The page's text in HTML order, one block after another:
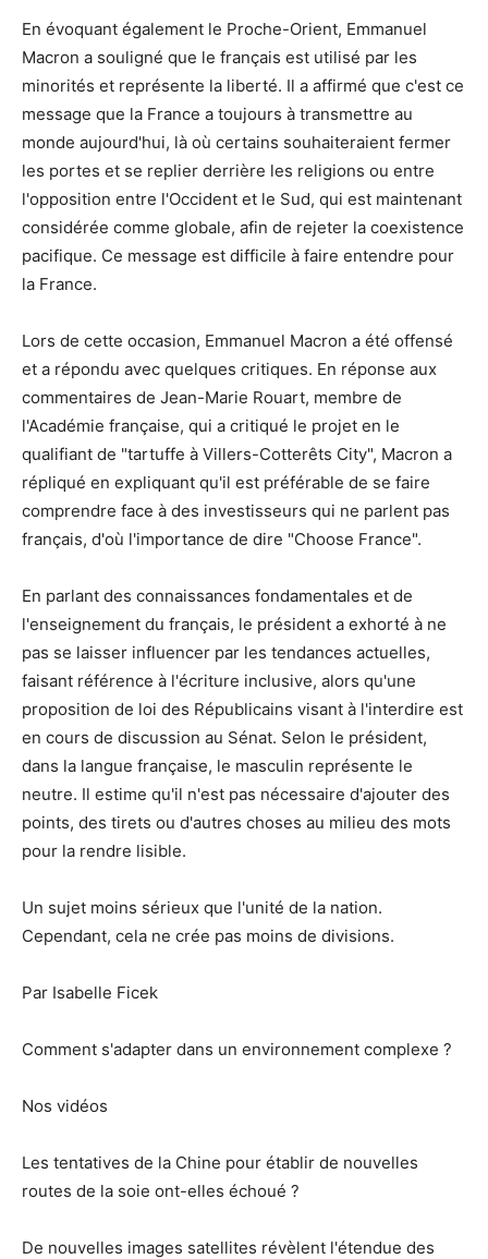
En évoquant également le Proche-Orient, Emmanuel
Macron a souligné que le français est utilisé par les
minorités et représente la liberté. Il a affirmé que c'est ce
message que la France a toujours à transmettre au
monde aujourd'hui, là où certains souhaiteraient fermer
les portes et se replier derrière les religions ou entre
l'opposition entre l'Occident et le Sud, qui est maintenant
considérée comme globale, afin de rejeter la coexistence
pacifique. Ce message est difficile à faire entendre pour
la France.
Lors de cette occasion, Emmanuel Macron a été offensé
et a répondu avec quelques critiques. En réponse aux
commentaires de Jean-Marie Rouart, membre de
l'Académie française, qui a critiqué le projet en le
qualifiant de "tartuffe à Villers-Cotterêts City", Macron a
répliqué en expliquant qu'il est préférable de se faire
comprendre face à des investisseurs qui ne parlent pas
français, d'où l'importance de dire "Choose France".
En parlant des connaissances fondamentales et de
l'enseignement du français, le président a exhorté à ne
pas se laisser influencer par les tendances actuelles,
faisant référence à l'écriture inclusive, alors qu'une
proposition de loi des Républicains visant à l'interdire est
en cours de discussion au Sénat. Selon le président,
dans la langue française, le masculin représente le
neutre. Il estime qu'il n'est pas nécessaire d'ajouter des
points, des tirets ou d'autres choses au milieu des mots
pour la rendre lisible.
Un sujet moins sérieux que l'unité de la nation.
Cependant, cela ne crée pas moins de divisions.
Par Isabelle Ficek
Comment s'adapter dans un environnement complexe ?
Nos vidéos
Les tentatives de la Chine pour établir de nouvelles
routes de la soie ont-elles échoué ?
De nouvelles images satellites révèlent l'étendue des